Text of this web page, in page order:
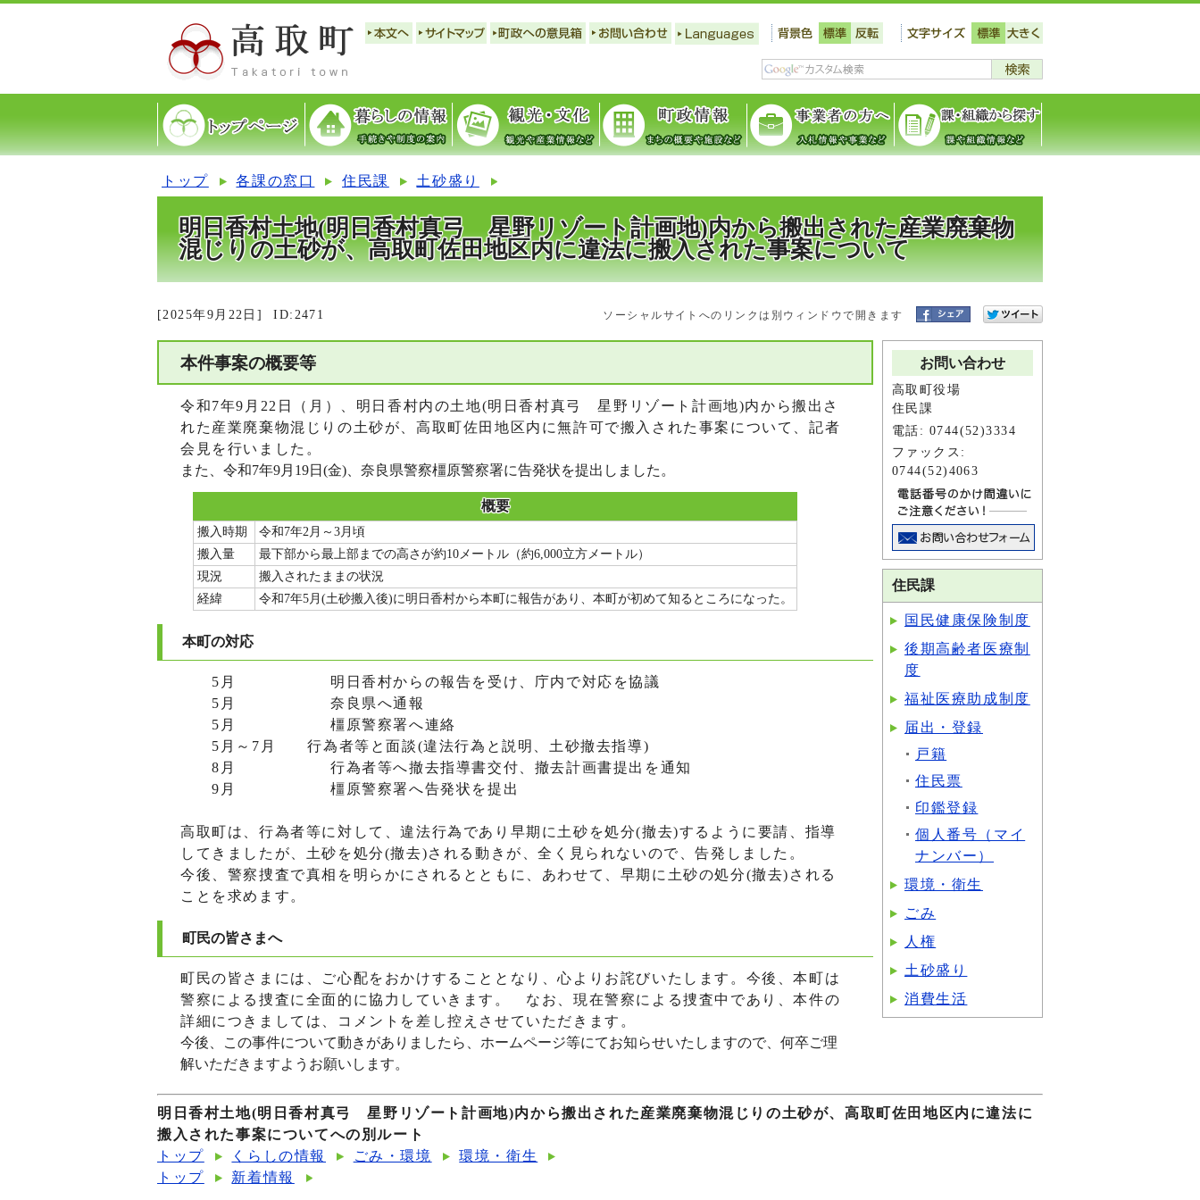
トップ 各課の窓口 住民課 土砂盛り
明日香村土地(明日香村真弓 星野リゾート計画地)内から搬出された産業廃棄物
混じりの土砂が、高取町佐田地区内に違法に搬入された事案について
[2025年9月22日] ID:2471 ソーシャルサイトへのリンクは別ウィンドウで開きます
本件事案の概要等
令和7年9月22日（月）、明日香村内の土地(明日香村真弓 星野リゾート計画地)内から搬出さ
れた産業廃棄物混じりの土砂が、高取町佐田地区内に無許可で搬入された事案について、記者
会見を行いました。
また、令和7年9月19日(金)、奈良県警察橿原警察署に告発状を提出しました。
概要
搬入時期
令和7年2月～3月頃
搬入量
最下部から最上部までの高さが約10メートル（約6,000立方メートル）
現況
搬入されたままの状況
経緯
令和7年5月(土砂搬入後)に明日香村から本町に報告があり、本町が初めて知るところになった。
本町の対応
5月 明日香村からの報告を受け、庁内で対応を協議
5月 奈良県へ通報
5月 橿原警察署へ連絡
5月～7月 行為者等と面談(違法行為と説明、土砂撤去指導)
8月 行為者等へ撤去指導書交付、撤去計画書提出を通知
9月 橿原警察署へ告発状を提出
高取町は、行為者等に対して、違法行為であり早期に土砂を処分(撤去)するように要請、指導
してきましたが、土砂を処分(撤去)される動きが、全く見られないので、告発しました。
今後、警察捜査で真相を明らかにされるとともに、あわせて、早期に土砂の処分(撤去)される
ことを求めます。
町民の皆さまへ
町民の皆さまには、ご心配をおかけすることとなり、心よりお詫びいたします。今後、本町は
警察による捜査に全面的に協力していきます。 なお、現在警察による捜査中であり、本件の
詳細につきましては、コメントを差し控えさせていただきます。
今後、この事件について動きがありましたら、ホームページ等にてお知らせいたしますので、何卒ご理
解いただきますようお願いします。
お問い合わせ
高取町役場
住民課
電話: 0744(52)3334
ファックス:
0744(52)4063
住民課
国民健康保険制度
後期高齢者医療制
度
福祉医療助成制度
届出・登録
戸籍
住民票
印鑑登録
個人番号（マイ
ナンバー）
環境・衛生
ごみ
人権
土砂盛り
消費生活
明日香村土地(明日香村真弓 星野リゾート計画地)内から搬出された産業廃棄物混じりの土砂が、高取町佐田地区内に違法に
搬入された事案についてへの別ルート
トップ
くらしの情報 ごみ・環境
環境・衛生
トップ
新着情報